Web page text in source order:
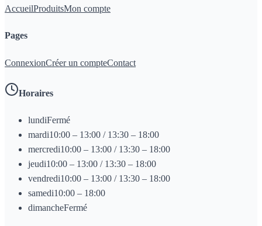
AccueilProduitsMon compte
Pages
ConnexionCréer un compteContact
Horaires
lundiFermé
mardi10:00 – 13:00 / 13:30 – 18:00
mercredi10:00 – 13:00 / 13:30 – 18:00
jeudi10:00 – 13:00 / 13:30 – 18:00
vendredi10:00 – 13:00 / 13:30 – 18:00
samedi10:00 – 18:00
dimancheFermé